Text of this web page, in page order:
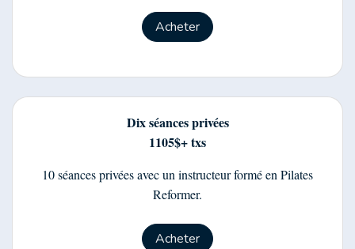
Acheter
Dix séances privées
1105$+ txs
10 séances privées avec un instructeur formé en Pilates
Reformer.
Acheter